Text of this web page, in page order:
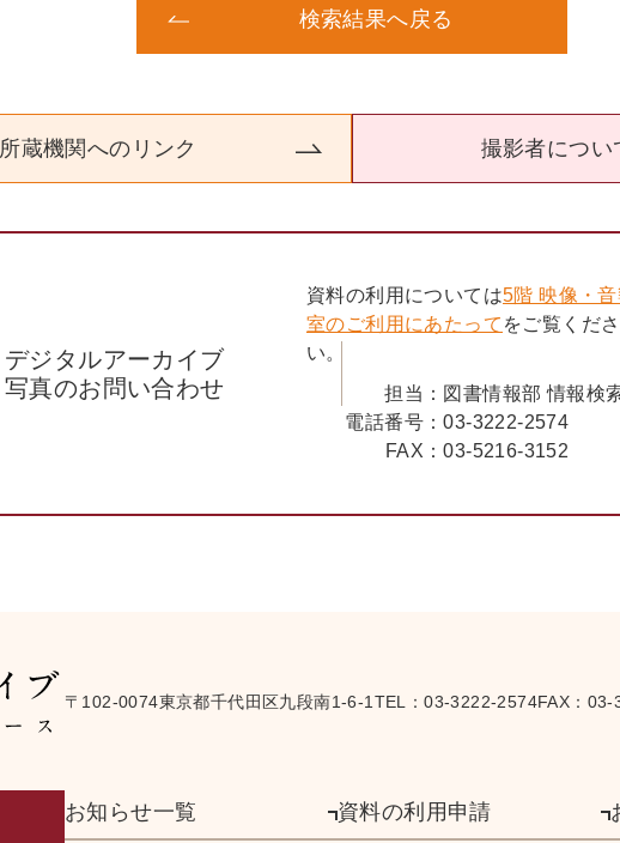
検索結果へ戻る
所蔵機関へのリンク 撮影者につい
デジタルアーカイブ
写真のお問い合わせ
資料の利用については5階 映像・
室のご利用にあたって をご覧くださ
い。
担当： 図書情報部 情報検
電話番号：03-3222-2574
FAX：03-5216-3152
〒102-0074東京都千代田区九段南1-6-1TEL：03-3222-2574FAX：
お知らせ一覧 資料の利用申請